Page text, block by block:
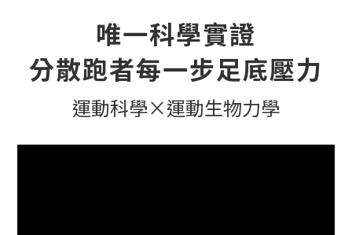
唯一科學實證
分散跑者每一步足底壓力
運動科學×運動生物力學